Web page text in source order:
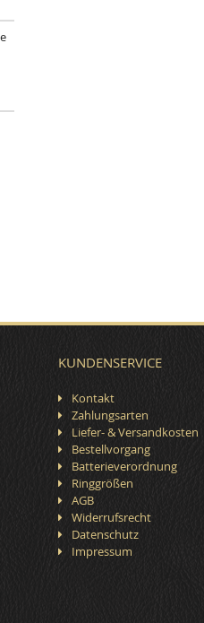
KUNDENSERVICE
Kontakt
Zahlungsarten
Liefer- & Versandkosten
Bestellvorgang
Batterieverordnung
Ringgrößen
AGB
Widerrufsrecht
Datenschutz
Impressum